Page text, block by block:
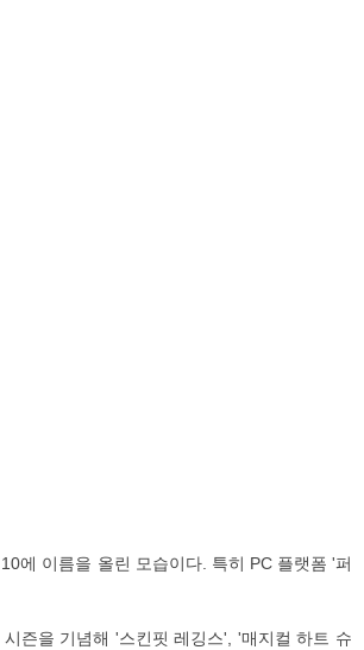
에 이름을 올린 모습이다. 특히 PC 플랫폼 '퍼
즌을 기념해 '스킨핏 레깅스', '매지컬 하트 슈